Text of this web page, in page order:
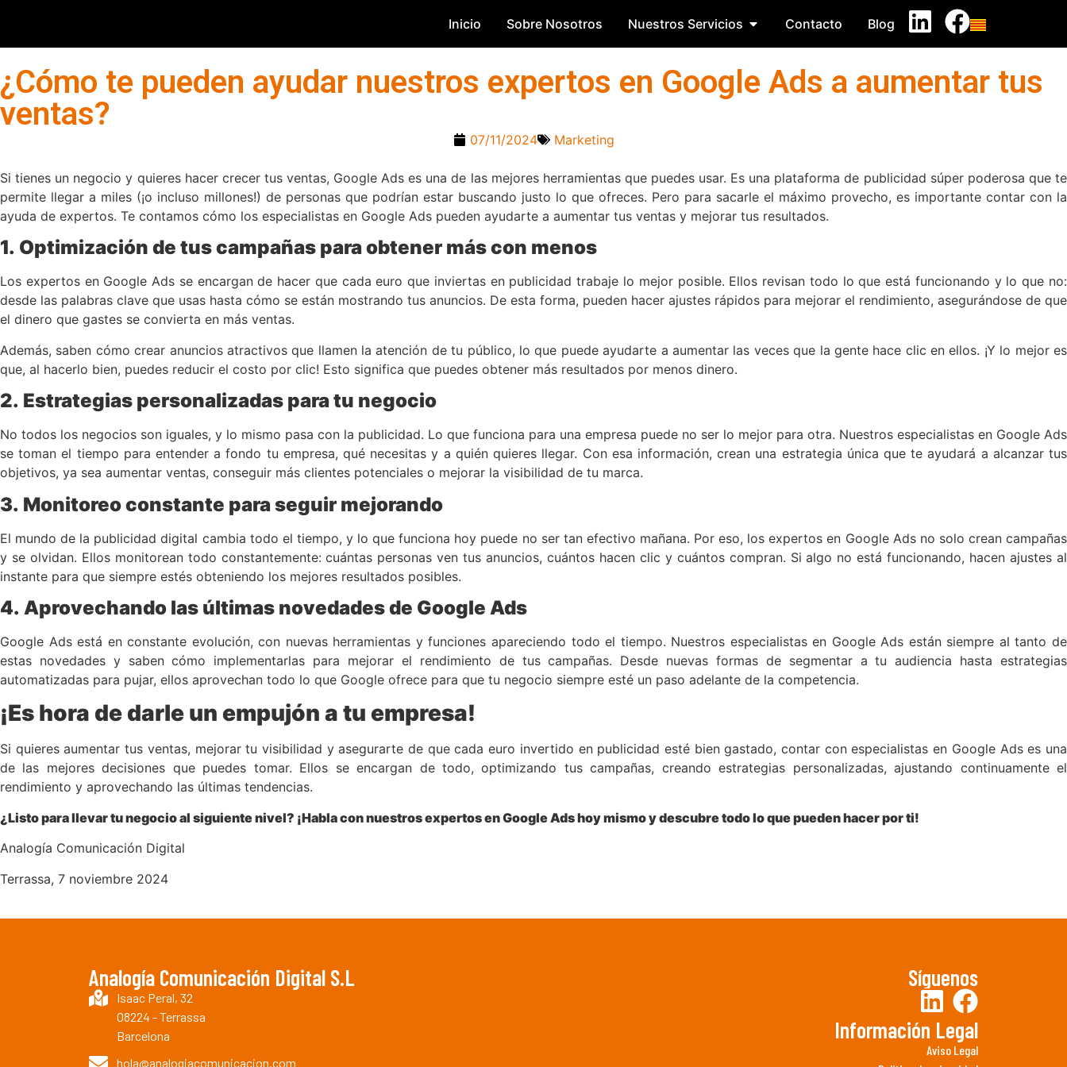
Inicio Sobre Nosotros Nuestros Servicios Contacto Blog
¿Cómo te pueden ayudar nuestros expertos en Google Ads a aumentar tus
ventas?
07/11/2024 Marketing
Si tienes un negocio y quieres hacer crecer tus ventas, Google Ads es una de las mejores herramientas que puedes usar. Es una plataforma de publicidad súper poderosa que te
permite llegar a miles (¡o incluso millones!) de personas que podrían estar buscando justo lo que ofreces. Pero para sacarle el máximo provecho, es importante contar con la
ayuda de expertos. Te contamos cómo los especialistas en Google Ads pueden ayudarte a aumentar tus ventas y mejorar tus resultados.
1. Optimización de tus campañas para obtener más con menos
Los expertos en Google Ads se encargan de hacer que cada euro que inviertas en publicidad trabaje lo mejor posible. Ellos revisan todo lo que está funcionando y lo que no:
desde las palabras clave que usas hasta cómo se están mostrando tus anuncios. De esta forma, pueden hacer ajustes rápidos para mejorar el rendimiento, asegurándose de que
el dinero que gastes se convierta en más ventas.
Además, saben cómo crear anuncios atractivos que llamen la atención de tu público, lo que puede ayudarte a aumentar las veces que la gente hace clic en ellos. ¡Y lo mejor es
que, al hacerlo bien, puedes reducir el costo por clic! Esto significa que puedes obtener más resultados por menos dinero.
2. Estrategias personalizadas para tu negocio
No todos los negocios son iguales, y lo mismo pasa con la publicidad. Lo que funciona para una empresa puede no ser lo mejor para otra. Nuestros especialistas en Google Ads
se toman el tiempo para entender a fondo tu empresa, qué necesitas y a quién quieres llegar. Con esa información, crean una estrategia única que te ayudará a alcanzar tus
objetivos, ya sea aumentar ventas, conseguir más clientes potenciales o mejorar la visibilidad de tu marca.
3. Monitoreo constante para seguir mejorando
El mundo de la publicidad digital cambia todo el tiempo, y lo que funciona hoy puede no ser tan efectivo mañana. Por eso, los expertos en Google Ads no solo crean campañas
y se olvidan. Ellos monitorean todo constantemente: cuántas personas ven tus anuncios, cuántos hacen clic y cuántos compran. Si algo no está funcionando, hacen ajustes al
instante para que siempre estés obteniendo los mejores resultados posibles.
4. Aprovechando las últimas novedades de Google Ads
Google Ads está en constante evolución, con nuevas herramientas y funciones apareciendo todo el tiempo. Nuestros especialistas en Google Ads están siempre al tanto de
estas novedades y saben cómo implementarlas para mejorar el rendimiento de tus campañas. Desde nuevas formas de segmentar a tu audiencia hasta estrategias
automatizadas para pujar, ellos aprovechan todo lo que Google ofrece para que tu negocio siempre esté un paso adelante de la competencia.
¡Es hora de darle un empujón a tu empresa!
Si quieres aumentar tus ventas, mejorar tu visibilidad y asegurarte de que cada euro invertido en publicidad esté bien gastado, contar con especialistas en Google Ads es una
de las mejores decisiones que puedes tomar. Ellos se encargan de todo, optimizando tus campañas, creando estrategias personalizadas, ajustando continuamente el
rendimiento y aprovechando las últimas tendencias.
¿Listo para llevar tu negocio al siguiente nivel? ¡Habla con nuestros expertos en Google Ads hoy mismo y descubre todo lo que pueden hacer por ti!
Analogía Comunicación Digital
Terrassa, 7 noviembre 2024
Analogía Comunicación Digital S.L
Isaac Peral, 32
08224 - Terrassa
Barcelona
hola@analogiacomunicacion.com
Síguenos
Información Legal
Aviso Legal